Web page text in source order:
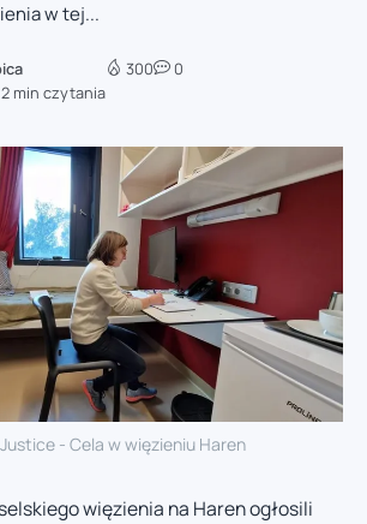
w tej...
2 min czytania
300 0
- Cela w więzieniu Haren
więzienia na Haren ogłosili